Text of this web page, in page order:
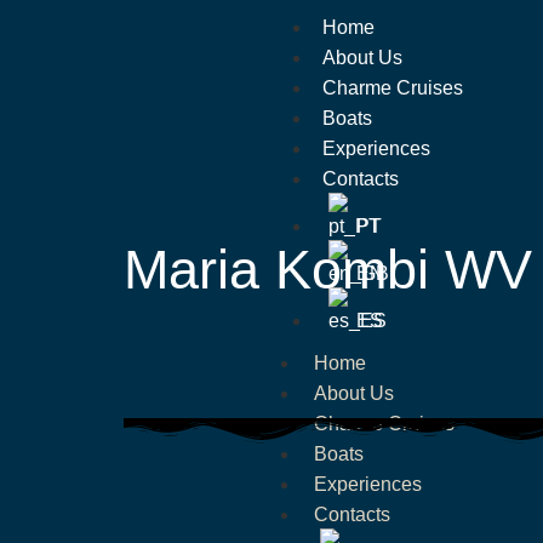
Home
About Us
Charme Cruises
Boats
Experiences
Contacts
PT
EN
ES
Home
About Us
Charme Cruises
Boats
Experiences
Contacts
Maria Kombi